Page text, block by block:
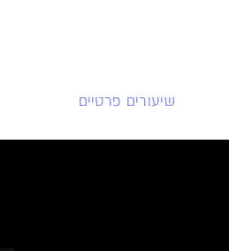
שיעורים פרטיים